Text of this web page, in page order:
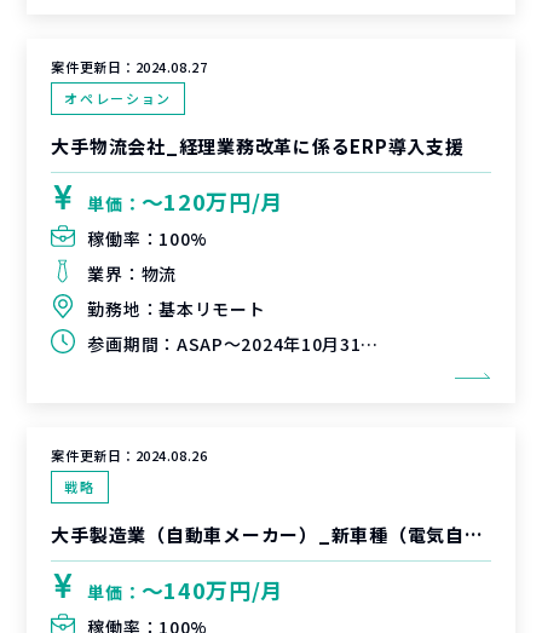
案件更新日： 2024.08.27
オペレーション
大手物流会社_経理業務改革に係るERP導入支援
単価： 〜120万円/月
稼働率： 100%
業界： 物流
勤務地：基本リモート
参画期間： ASAP～2024年10月31日（延長可能性有）
案件更新日： 2024.08.26
戦略
大手製造業（自動車メーカー）_新車種（電気自動車）生産プロジェクト
単価： 〜140万円/月
稼働率： 100%